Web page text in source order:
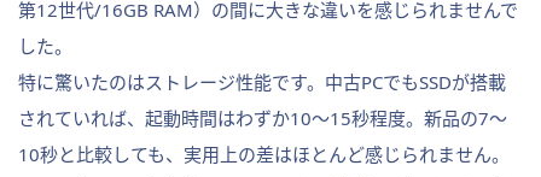
第12世代/16GB RAM）の間に大きな違いを感じられませんで
した。
特に驚いたのはストレージ性能です。中古PCでもSSDが搭載
されていれば、起動時間はわずか10〜15秒程度。新品の7〜
10秒と比較しても、実用上の差はほとんど感じられません。